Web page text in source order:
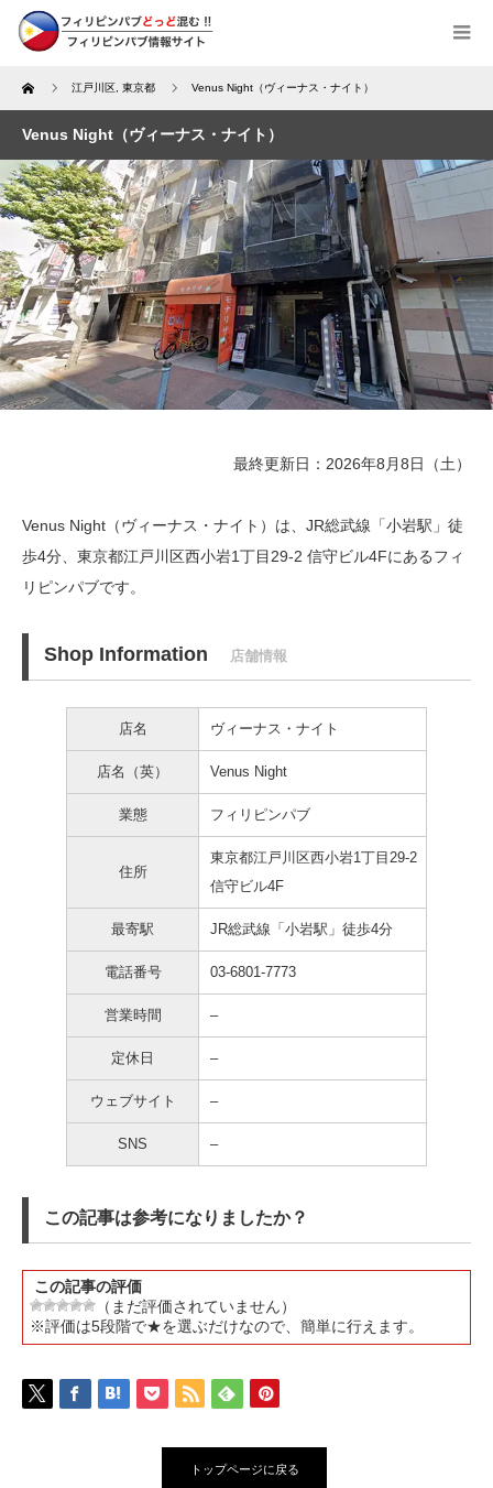
Home 江戸川区 東京都 Venus Night（ヴィーナス・ナイト）
Venus Night（ヴィーナス・ナイト）
最終更新日：2026年8月8日（土）
Venus Night（ヴィーナス・ナイト）は、JR総武線「小岩駅」徒
歩4分、 東京都江戸川区西小岩1丁目29-2 信守ビル4Fにあるフィ
リピンパブです。
Shop Information 店舗情報
店名 ヴィーナス・ナイト
店名（英） Venus Night
業態 フィリピンパブ
住所
東京都江戸川区西小岩1丁目29-2
信守ビル4F
最寄駅 JR総武線「小岩駅」徒歩4分
電話番号 03-6801-7773
営業時間 –
定休日 –
ウェブサイト –
SNS –
この記事は参考になりましたか？
この記事の評価
（まだ評価されていません）
※評価は5段階で★を選ぶだけなので、簡単に行えます。
トップページに戻る